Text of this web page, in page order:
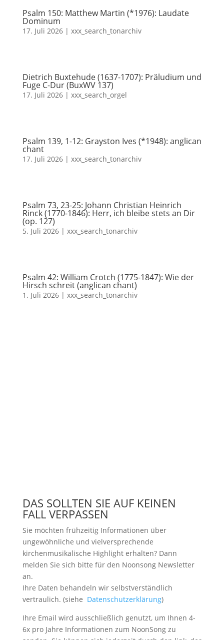
Psalm 150: Matthew Martin (*1976): Laudate
Dominum
17. Juli 2026| xxx_search_tonarchiv
Dietrich Buxtehude (1637-1707): Präludium und
Fuge C-Dur (BuxWV 137)
17. Juli 2026| xxx_search_orgel
Psalm 139, 1-12: Grayston Ives (*1948): anglican
chant
17. Juli 2026| xxx_search_tonarchiv
Psalm 73, 23-25: Johann Christian Heinrich
Rinck (1770-1846): Herr, ich bleibe stets an Dir
(op. 127)
5. Juli 2026| xxx_search_tonarchiv
Psalm 42: William Crotch (1775-1847): Wie der
Hirsch schreit (anglican chant)
1. Juli 2026| xxx_search_tonarchiv
DAS SOLLTEN SIE AUF KEINEN
FALL VERPASSEN
Sie möchten frühzeitig Informationen über
ungewöhnliche und vielversprechende
kirchenmusikalische Highlight erhalten? Dann
melden Sie sich bitte für den Noonsong Newsletter
an.
Ihre Daten behandeln wir selbstverständlich
vertraulich. (siehe Datenschutzerklärung)
Ihre Email wird ausschließlich genutzt, um Ihnen 4-
6x pro Jahre Informationen zum NoonSong zu